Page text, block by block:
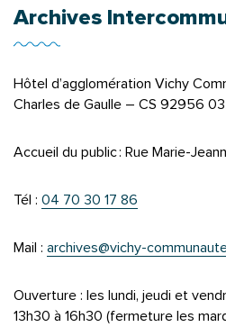
Archives
Hôtel d’agglomération Vichy
Charles de Gaulle – CS 92956
Accueil du public : Rue Marie-
Tél : 04 70 30 17 86
Mail : archives@vichy-
Ouverture : les lundi, jeudi et
13h30 à 16h30 (fermeture les